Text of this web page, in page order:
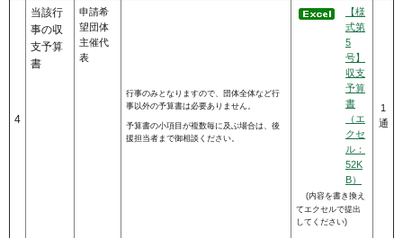
4
当該行
事の収
支予算
書
申請希
望団体
主催代
表
行事のみとなりますので、団体全体など行
事以外の予算書は必要ありません。
予算書の小項目が複数毎に及ぶ場合は、後
援担当者まで御相談ください。
【様
式第
5
号】
収支
予算
書
（エ
クセ
ル：
52K
B）
(内容を書き換え
てエクセルで提出
してください)
1
通